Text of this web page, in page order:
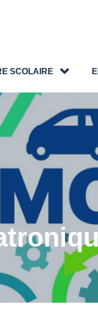
SCOLAIRE